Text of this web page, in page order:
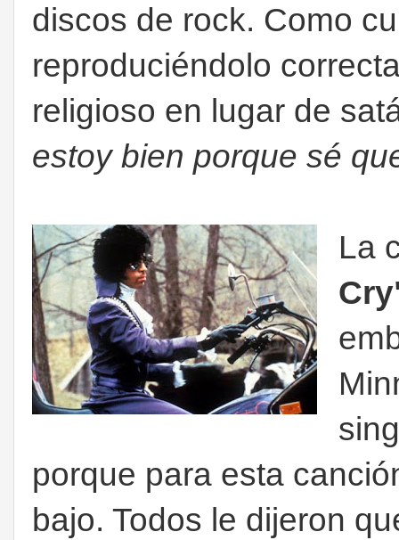
discos de rock. Como
reproduciéndolo
religioso en lugar de
estoy bien porque sé
La
porque para esta
bajo. Todos le dijeron